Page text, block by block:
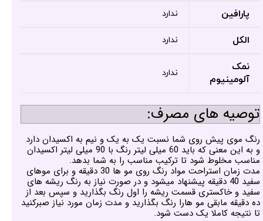
پارافین ندارد
الکل ندارد
نمک
آلومینیوم
ندارد
توصیه های مصرف:
رنگ موی پیش روی شما نسبت یک به یک و نیم به اکسیدان دارد
و به این معنی که باید 60 میلی لیتر رنگ با 90 میلی لیتر اکسیدان
مناسب مخلوط شود تا ترکیب مناسب را به شما بدهد.
مدت زمان استراحت مواد رنگ روی مو ها 30 دقیقه و برای موهای
سفید 40 دقیقه پیشنهاد میشود و در صورت نیاز به رنگ ریشه های
سفید و خاکستری قسمت ریشه را اول رنگ بگذارید و سپس بعد از
ده دقیقه مابقی مو هارا رنگ بگذارید و مدت زمان مورد نیاز صبرکنید
تا نتیجه کاملا یک دست شود.